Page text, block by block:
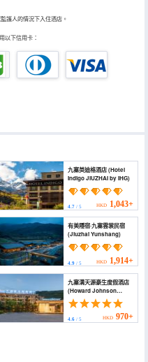
護人的情況下入住酒店。
以下信用卡：
九寨英迪格酒店 (Hotel
Indigo JIUZHAI by IHG)
4.7/ 5 HKD 1,043+
有美隱宿·九寨雲裳民宿
(Jiuzhai Yunshang)
4.9/ 5 HKD 1,914+
九寨溝天源豪生度假酒店
(Howard Johnson
Tianyuan Resort)
4.6/ 5 HKD 970+